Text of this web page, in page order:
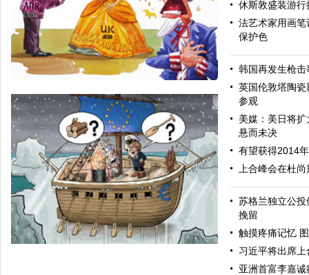
毅然转身
休斯敦盛装游
法艺术家用画笔
保护色
韩国再发生枪
英国伦敦塔陶
参观
美媒：美日将
悬而未决
有望获得2014
上合峰会在杜
苏格兰独立公
挽留
触摸疼痛记忆
习近平将出席
亚洲首富李嘉